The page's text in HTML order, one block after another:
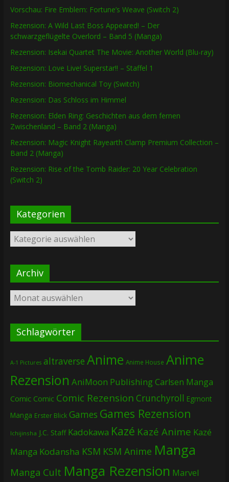
Vorschau: Fire Emblem: Fortune’s Weave (Switch 2)
Rezension: A Wild Last Boss Appeared! – Der
schwarzgeflügelte Overlord – Band 5 (Manga)
Rezension: Isekai Quartet The Movie: Another World (Blu-ray)
Rezension: Love Live! Superstar!! – Staffel 1
Rezension: Biomechanical Toy (Switch)
Rezension: Das Schloss im Himmel
Rezension: Elden Ring: Geschichten aus dem fernen
Zwischenland – Band 2 (Manga)
Rezension: Magic Knight Rayearth Clamp Premium Collection –
Band 2 (Manga)
Rezension: Rise of the Tomb Raider: 20 Year Celebration
(Switch 2)
Kategorien
Kategorien
Archiv
Archiv
Schlagwörter
A-1 Pictures altraverse Anime Anime House Anime
Rezension AniMoon PublishingCarlsen Manga
Comic Comic Comic Rezension Crunchyroll Egmont
Manga Erster Blick Games Games Rezension
Ichijinsha J.C. Staff Kadokawa Kazé Kazé Anime Kazé
Manga Kodansha KSM KSM Anime Manga
Manga Cult Manga Rezension Marvel